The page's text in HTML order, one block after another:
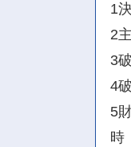
1
2
3
4
5
時